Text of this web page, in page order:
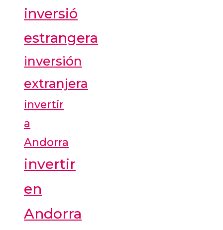
inversió
estrangera
inversión
extranjera
invertir
a
Andorra
invertir
en
Andorra